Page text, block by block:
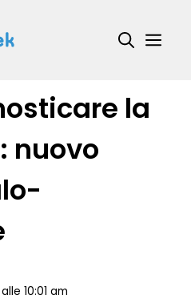
la
nuovo
10:01 am